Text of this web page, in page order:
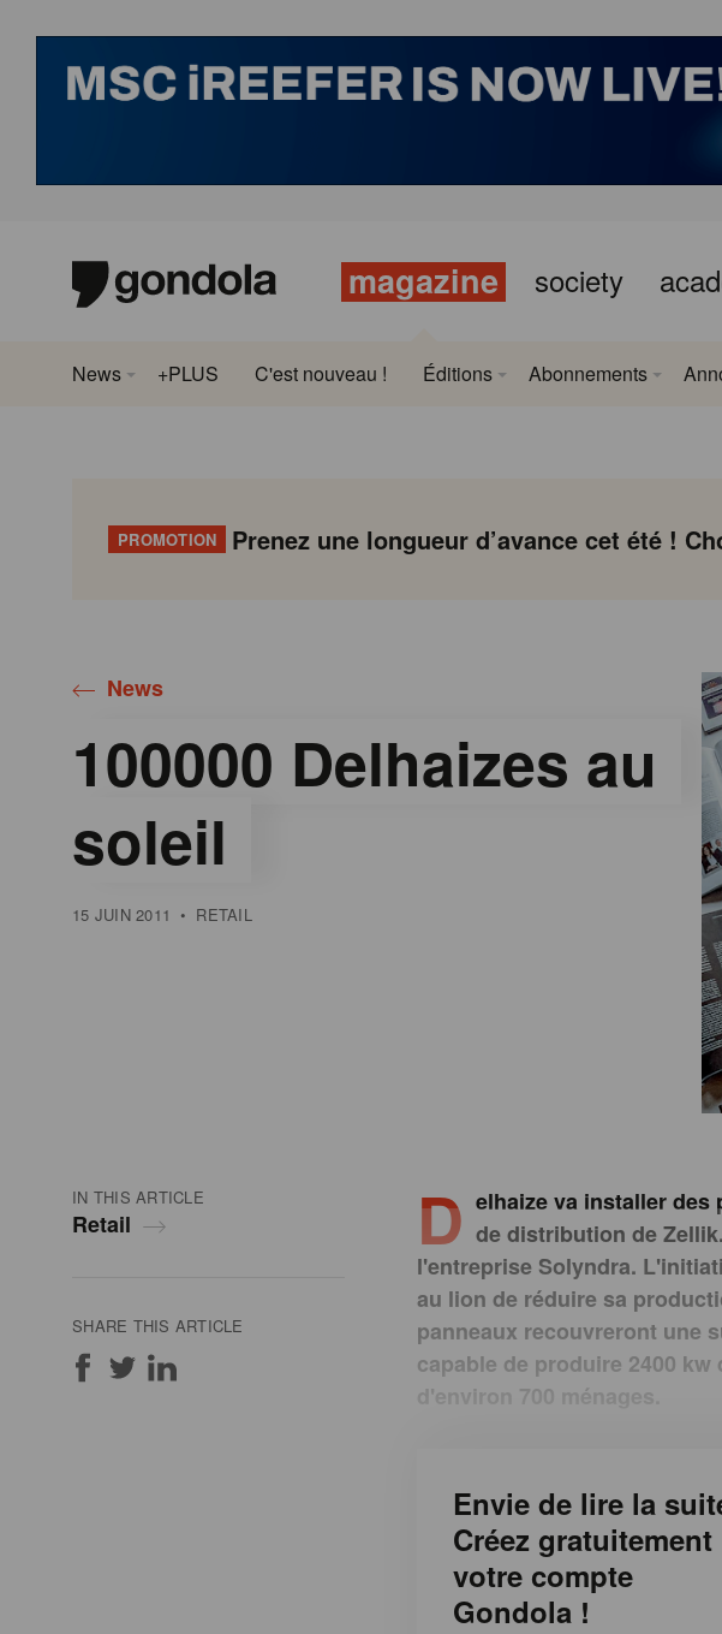
magazine society
News +PLUS C'est nouveau ! Éditions Abonnements
PROMOTION Prenez une longueur d’avance cet été !
News
100000 Delhaizes au
soleil
15 JUIN 2011 • RETAIL
IN THIS ARTICLE
Retail
SHARE THIS ARTICLE
D elhaize va installer
de distribution de
l'entreprise Solyndra.
au lion de réduire sa
panneaux recouvreront une
capable de produire 2400
d'environ 700 ménages.
Envie de lire la
Créez gratuitement
votre compte
Gondola !